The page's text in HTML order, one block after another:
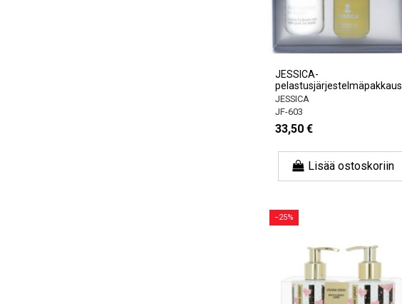
JESSICA-
pelastusjärjestelmäpakkaus
JESSICA
JF-603
33,50 €
Lisää ostoskoriin
−25%